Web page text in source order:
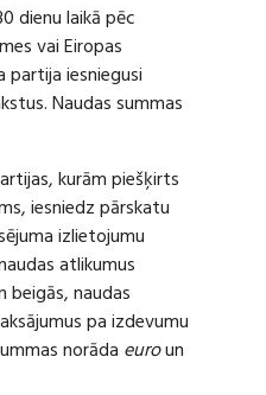
dienu laikā pēc
vai Eiropas
partija iesniegusi
Naudas summas
kurām piešķirts
iesniedz pārskatu
izlietojumu
atlikumus
beigās, naudas
pa izdevumu
norāda euroun